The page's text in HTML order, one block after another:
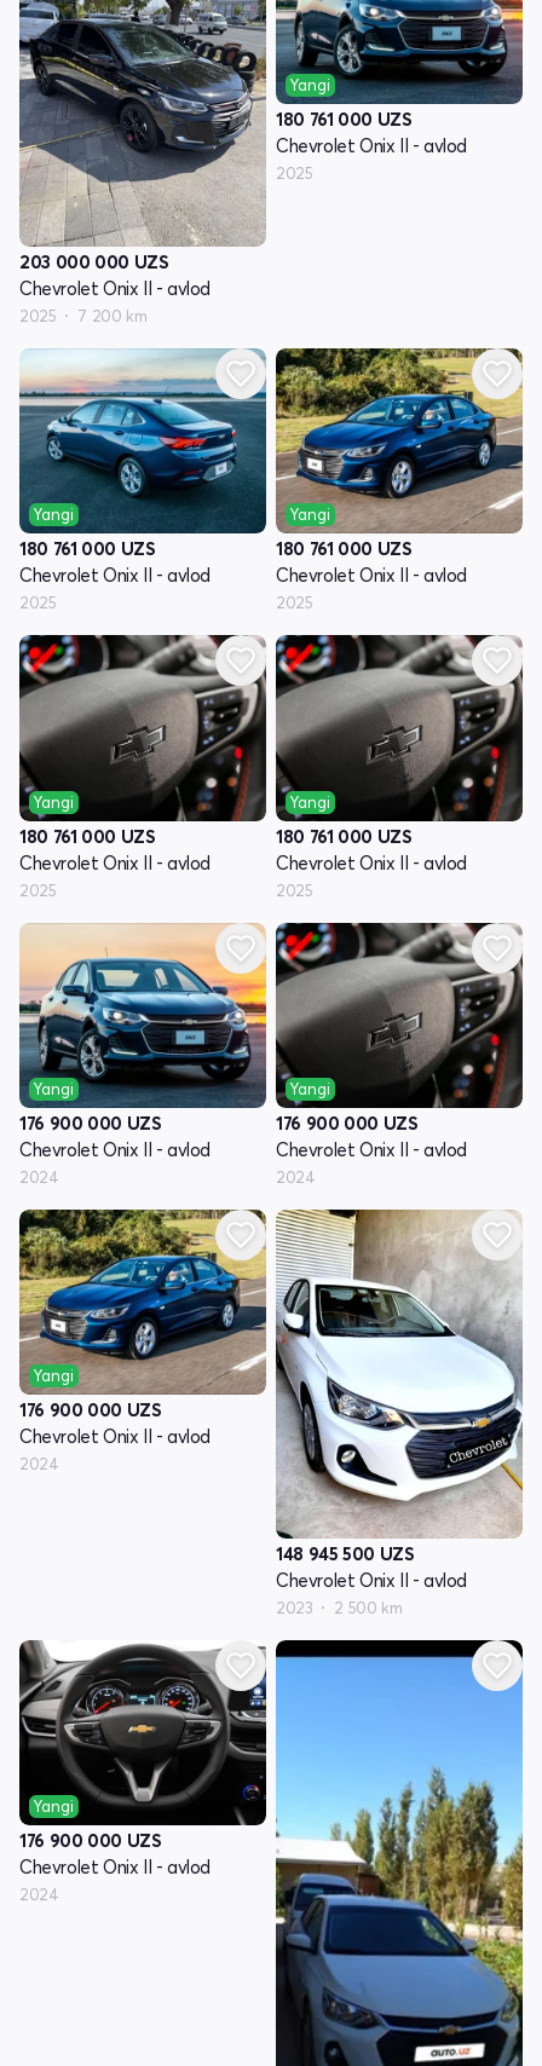
203 000 000 UZS
Chevrolet Onix II - avlod
2025 7 200 km
Yangi
180 761 000 UZS
Chevrolet Onix II - avlod
2025
Yangi
180 761 000 UZS
Chevrolet Onix II - avlod
2025
Yangi
180 761 000 UZS
Chevrolet Onix II - avlod
2025
Yangi
180 761 000 UZS
Chevrolet Onix II - avlod
2025
Yangi
180 761 000 UZS
Chevrolet Onix II - avlod
2025
Yangi
176 900 000 UZS
Chevrolet Onix II - avlod
2024
Yangi
176 900 000 UZS
Chevrolet Onix II - avlod
2024
Yangi
176 900 000 UZS
Chevrolet Onix II - avlod
2024
148 945 500 UZS
Chevrolet Onix II - avlod
2023 2 500 km
Yangi
176 900 000 UZS
Chevrolet Onix II - avlod
2024